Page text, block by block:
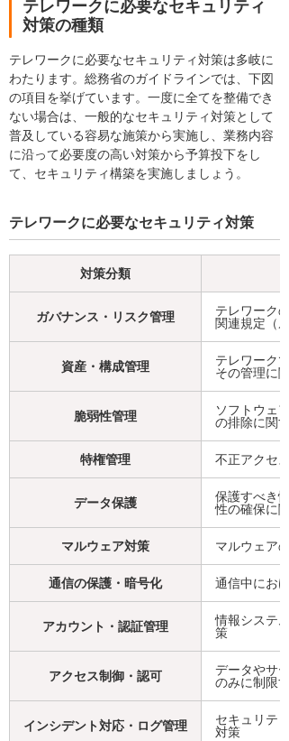
テレワークに必要なセキュリティ
対策の種類
テレワークに必要なセキュリティ対策は多岐に
わたります。総務省のガイドラインでは、下図
の項目を挙げています。一度に全てを整備でき
ない場合は、一般的なセキュリティ対策として
普及している容易な施策から実施し、業務内容
に沿って必要度の高い対策から予算投下をし
て、セキュリティ構築を実施しましょう。
テレワークに必要なセキュリティ対策
対策分類
ガバナンス・リスク管理
テレワーク
関連規定（
資産・構成管理
テレワーク
その管理に
脆弱性管理
ソフトウェ
の排除に関す
特権管理 不正アクセ
データ保護
保護すべき
性の確保に
マルウェア対策 マルウェア
通信の保護・暗号化 通信中にお
アカウント・認証管理
情報システ
策
アクセス制御・認可
データやサ
のみに制限
インシデント対応・ログ管理
セキュリテ
対策